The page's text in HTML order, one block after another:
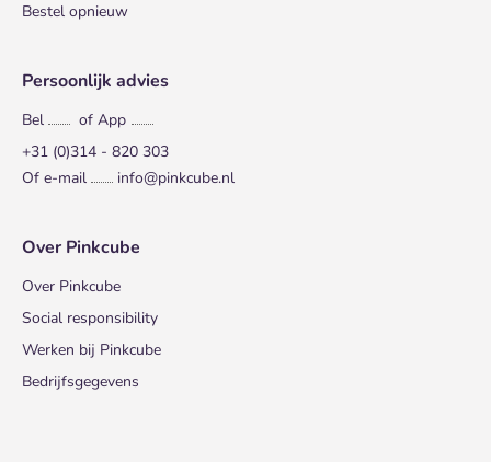
Bestel opnieuw
Persoonlijk advies
Bel
of App
+31 (0)314 - 820 303
Of e-mail
info@pinkcube.nl
Over Pinkcube
Over Pinkcube
Social responsibility
Werken bij Pinkcube
Bedrijfsgegevens